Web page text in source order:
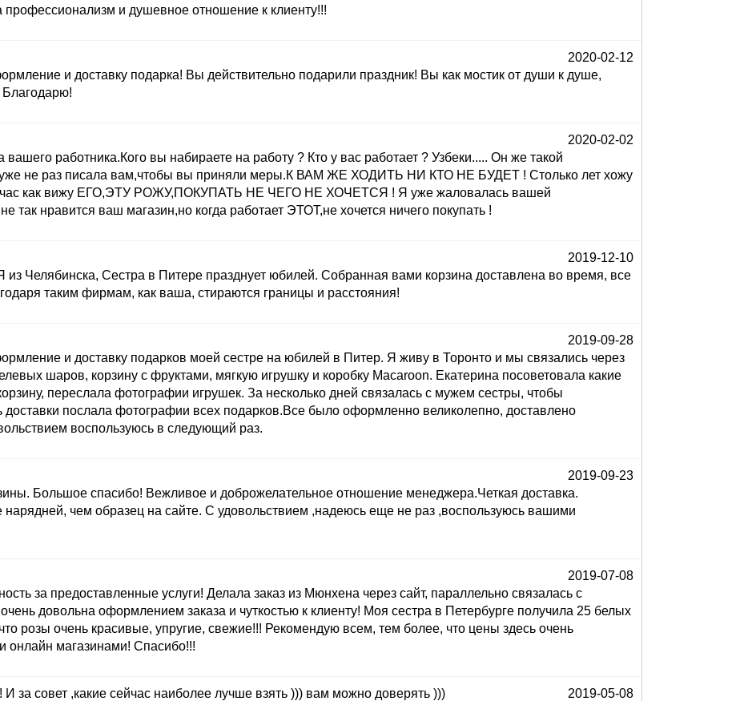
и душевное отношение к клиенту!!!
2020-02-12
и доставку подарка! Вы действительно подарили праздник! Вы как мостик от души к душе,
Благодарю!
2020-02-02
вашего работника.Кого вы набираете на работу ? Кто у вас работает ? Узбеки..... Он же такой
не раз писала вам,чтобы вы приняли меры.К ВАМ ЖЕ ХОДИТЬ НИ КТО НЕ БУДЕТ ! Столько лет хожу
как вижу ЕГО,ЭТУ РОЖУ,ПОКУПАТЬ НЕ ЧЕГО НЕ ХОЧЕТСЯ ! Я уже жаловалась вашей
так нравится ваш магазин,но когда работает ЭТОТ,не хочется ничего покупать !
2019-12-10
Челябинска, Сестра в Питере празднует юбилей. Собранная вами корзина доставлена во время, все
таким фирмам, как ваша, стираются границы и расстояния!
2019-09-28
и доставку подарков моей сестре на юбилей в Питер. Я живу в Торонто и мы связались через
шаров, корзину с фруктами, мягкую игрушку и коробку Macaroon. Екатерина посоветовала какие
переслала фотографии игрушек. За несколько дней связалась с мужем сестры, чтобы
послала фотографии всех подарков.Все было оформленно великолепно, доставлено
воспользуюсь в следующий раз.
2019-09-23
Большое спасибо! Вежливое и доброжелательное отношение менеджера.Четкая доставка.
нарядней, чем образец на сайте. С удовольствием ,надеюсь еще не раз ,воспользуюсь вашими
2019-07-08
за предоставленные услуги! Делала заказ из Мюнхена через сайт, параллельно связалась с
довольна оформлением заказа и чуткостью к клиенту! Моя сестра в Петербурге получила 25 белых
розы очень красивые, упругие, свежие!!! Рекомендую всем, тем более, что цены здесь очень
онлайн магазинами! Спасибо!!!
2019-05-08
за совет ,какие сейчас наиболее лучше взять ))) вам можно доверять )))